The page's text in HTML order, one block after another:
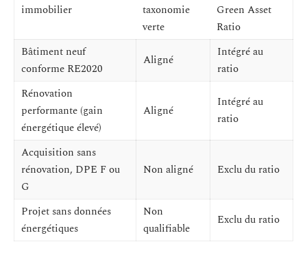
immobilier
taxonomie
verte
Green Asset
Ratio
Bâtiment neuf
conforme RE2020
Aligné
Intégré au
ratio
Rénovation
performante (gain
énergétique élevé)
Aligné
Intégré au
ratio
Acquisition sans
rénovation, DPE F ou
G
Non aligné Exclu du ratio
Projet sans données
énergétiques
Non
qualifiable
Exclu du ratio